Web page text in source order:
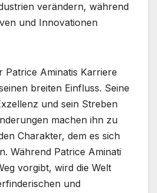
verändern, während
und Innovationen
Patrice Aminatis Karriere
breiten Einfluss. Seine
und sein Streben
machen ihn zu
Charakter, dem es sich
Während Patrice Aminati
vorgibt, wird die Welt
und